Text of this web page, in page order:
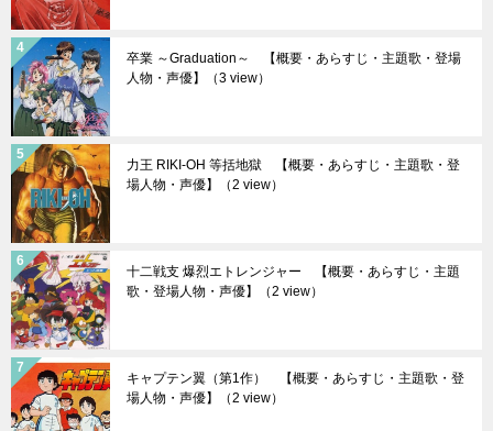
卒業 ～Graduation～ 【概要・あらすじ・主題歌・登場
人物・声優】
（3 view）
力王 RIKI-OH 等括地獄 【概要・あらすじ・主題歌・登
場人物・声優】
（2 view）
十二戦支 爆烈エトレンジャー 【概要・あらすじ・主題
歌・登場人物・声優】
（2 view）
キャプテン翼（第1作） 【概要・あらすじ・主題歌・登
場人物・声優】
（2 view）